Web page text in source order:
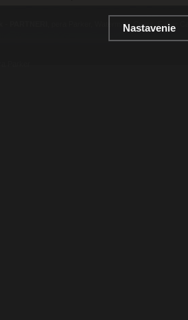
, pera Parker, Waterman, Cross, Faber
Nastavenie